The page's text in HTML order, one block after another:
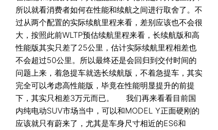
所以就看消费者如何在性能和续航之间进行取舍了。不
过从两个配置的实际续航里程来看，差别应该也不会很
大，按照此前WLTP预估续航里程来看，长续航版和高
性能版其实只差了25公里，估计实际续航里程相差也
不会超过50公里。所以最终还是会回归到交付时间的
问题上来，着急提车就选长续航版，不着急提车，其实
完全可以考虑高性能版，毕竟在性能明显提升的前提
下，其实只相差3万元而已。 我们再来看看目前国
内纯电动SUV市场当中，可以和MODEL Y正面硬刚的
应该就只有蔚来了，尤其是车身尺寸相近的ES6和